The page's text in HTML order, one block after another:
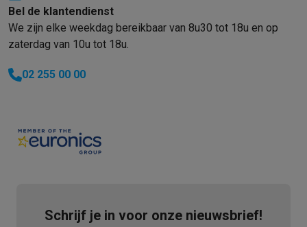
Groot elektro & inbouw
Klein elektro Beauty & gezondheidHuishoudenKeuken Meer...
Beeld & Geluid Kies jouw ideale TV
Outlet
Bel de klantendienst
We zijn elke weekdag bereikbaar van 8u30 tot 18u en op
zaterdag van 10u tot 18u.
02 255 00 00
Schrijf je in voor onze nieuwsbrief!